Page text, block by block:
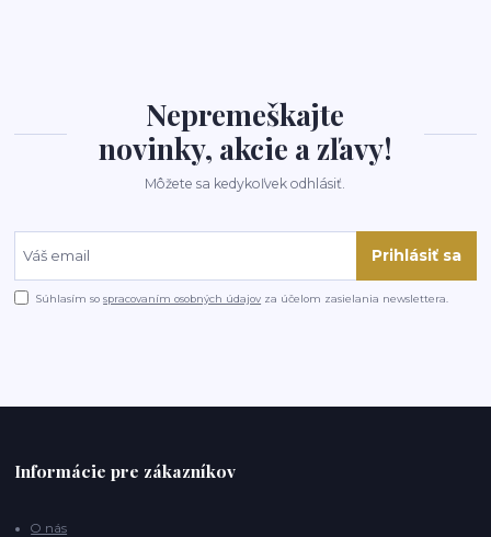
Nepremeškajte
novinky, akcie a zľavy!
Môžete sa kedykoľvek odhlásiť.
Prihlásiť sa
Súhlasím sospracovaním osobných údajov za účelom zasielania newslettera.
Informácie pre zákazníkov
O nás